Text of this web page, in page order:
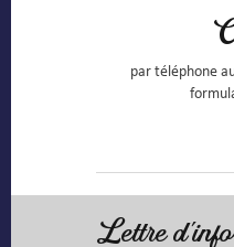
par téléphone
Lettre